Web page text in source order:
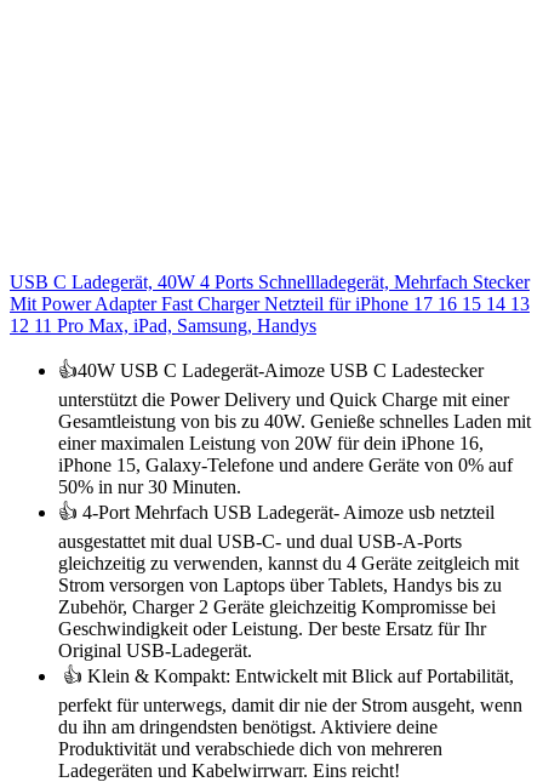
USB C Ladegerät, 40W 4 Ports Schnellladegerät, Mehrfach Stecker
Mit Power Adapter Fast Charger Netzteil für iPhone 17 16 15 14 13
12 11 Pro Max, iPad, Samsung, Handys
👍40W USB C Ladegerät-Aimoze USB C Ladestecker
unterstützt die Power Delivery und Quick Charge mit einer
Gesamtleistung von bis zu 40W. Genieße schnelles Laden mit
einer maximalen Leistung von 20W für dein iPhone 16,
iPhone 15, Galaxy-Telefone und andere Geräte von 0% auf
50% in nur 30 Minuten.
👍 4-Port Mehrfach USB Ladegerät- Aimoze usb netzteil
ausgestattet mit dual USB-C- und dual USB-A-Ports
gleichzeitig zu verwenden, kannst du 4 Geräte zeitgleich mit
Strom versorgen von Laptops über Tablets, Handys bis zu
Zubehör, Charger 2 Geräte gleichzeitig Kompromisse bei
Geschwindigkeit oder Leistung. Der beste Ersatz für Ihr
Original USB-Ladegerät.
👍 Klein & Kompakt: Entwickelt mit Blick auf Portabilität,
perfekt für unterwegs, damit dir nie der Strom ausgeht, wenn
du ihn am dringendsten benötigst. Aktiviere deine
Produktivität und verabschiede dich von mehreren
Ladegeräten und Kabelwirrwarr. Eins reicht!